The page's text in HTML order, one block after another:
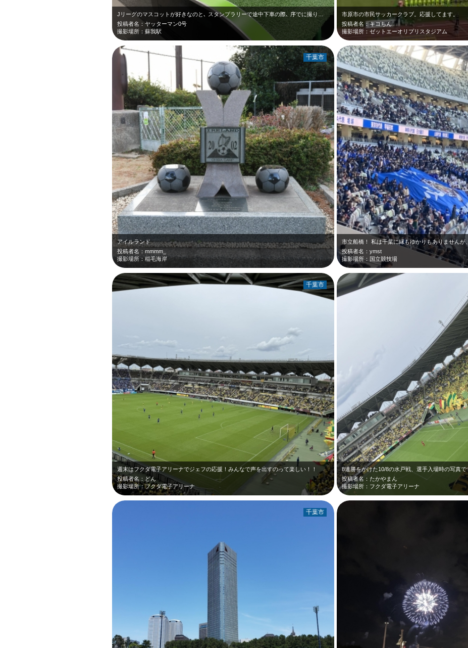
Jリーグのマスコットが好きなのと､ スタンプラリーで途中下車の際､ 序でに撮り…
投稿者名：ヤッターマン0号
撮影場所：蘇我駅
市原市の市民サッカークラブ。応援してます。
投稿者名：キヨちん
撮影場所：ゼットエーオリプリスタジアム
アイルランド
投稿者名：mmmm_
撮影場所：稲毛海岸
千葉市
投稿者名：ymst
撮影場所：国立競技場
週末はフクダ電子アリーナでジェフの応援！みんなで声を出すのって楽しい！！
投稿者名：どん
撮影場所：フクダ電子アリーナ
千葉市
8連勝をかけた10/8の水戸戦、選手入場時の写真で
投稿者名：たかやまん
撮影場所：フクダ電子アリーナ
千葉市